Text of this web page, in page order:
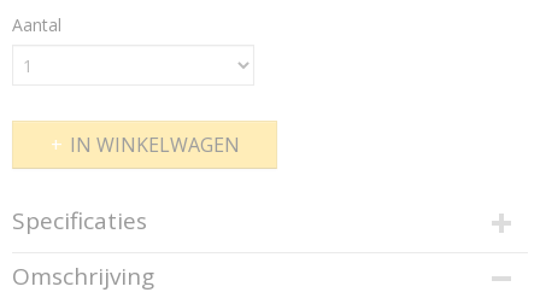
Aantal
IN WINKELWAGEN
Specificaties
Productcode
X-10
Omschrijving